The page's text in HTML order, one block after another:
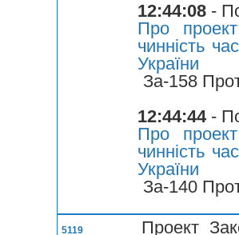
12:44:08 -
Про
чинність
України
За-158
12:44:44-
Про
чинність
України
За-140
5119
Проект